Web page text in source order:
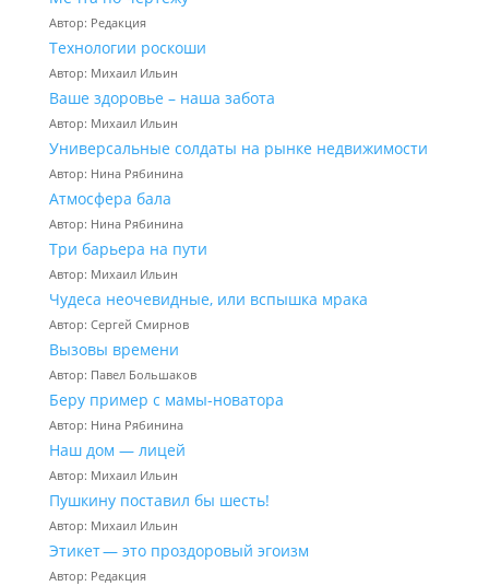
Автор: Редакция
Технологии роскоши
Автор: Михаил Ильин
Ваше здоровье – наша забота
Автор: Михаил Ильин
Универсальные солдаты на рынке недвижимости
Автор: Нина Рябинина
Атмосфера бала
Автор: Нина Рябинина
Три барьера на пути
Автор: Михаил Ильин
Чудеса неочевидные, или вспышка мрака
Автор: Сергей Смирнов
Вызовы времени
Автор: Павел Большаков
Беру пример с мамы-новатора
Автор: Нина Рябинина
Наш дом — лицей
Автор: Михаил Ильин
Пушкину поставил бы шесть!
Автор: Михаил Ильин
Этикет — это проздоровый эгоизм
Автор: Редакция